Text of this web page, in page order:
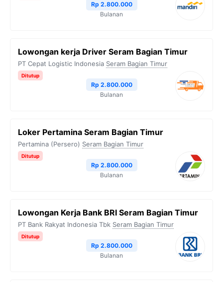
Rp 2.800.000
Bulanan
Lowongan kerja Driver Seram Bagian Timur
PT Cepat Logistic Indonesia Seram Bagian Timur
Ditutup
Rp 2.800.000
Bulanan
Loker Pertamina Seram Bagian Timur
Pertamina (Persero) Seram Bagian Timur
Ditutup
Rp 2.800.000
Bulanan
Lowongan Kerja Bank BRI Seram Bagian Timur
PT Bank Rakyat Indonesia Tbk Seram Bagian Timur
Ditutup
Rp 2.800.000
Bulanan